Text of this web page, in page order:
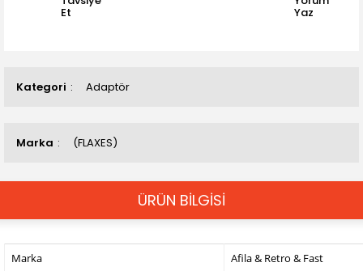
Kategori Adaptör
Marka (FLAXES)
Et Yaz
ÜRÜN BİLGİSİ
Marka
Afila & Retro & Fast